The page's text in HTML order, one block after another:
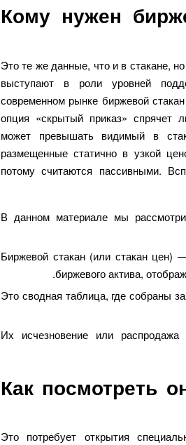
Кому нужен
Это те же данные, что и в стакане,
выступают в роли уровней
современном рынке биржевой
опция «скрытый приказ» спрячет
может превышать видимый в
размещенные статично в узкой
потому считаются пассивными.
В данном материале мы
Биржевой стакан (или стакан цен)
биржевого актива,
Это сводная таблица, где собраны
Их исчезновение или
Как посмотреть
Это потребует открытия